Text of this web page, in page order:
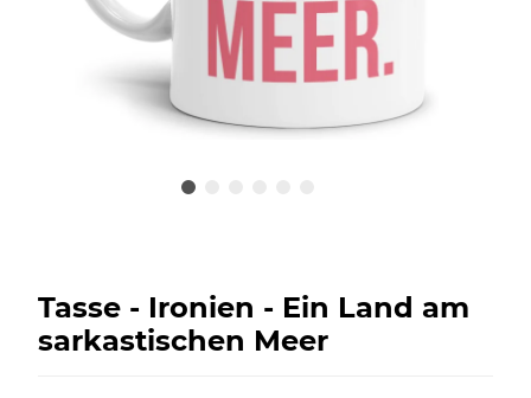
Tasse - Ironien - Ein Land am
sarkastischen Meer